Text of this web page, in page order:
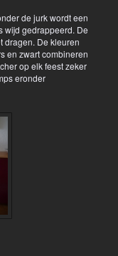
de jurk wordt een
wijd gedrappeerd. De
dragen. De kleuren
en zwart combineren
op elk feest zeker
eronder